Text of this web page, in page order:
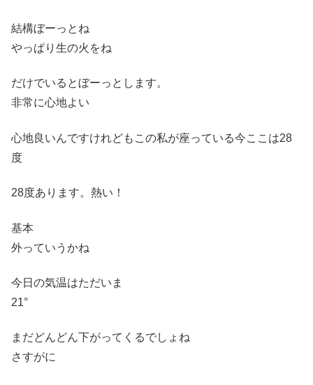
結構ぼーっとね
やっぱり生の火をね
だけでいるとぼーっとします。
非常に心地よい
心地良いんですけれどもこの私が座っている今ここは28
度
28度あります。熱い！
基本
外っていうかね
今日の気温はただいま
21°
まだどんどん下がってくるでしょね
さすがに